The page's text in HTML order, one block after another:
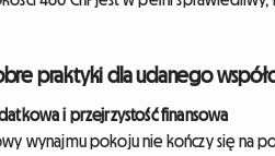
praktyki dla udanego
i przejrzystość finansowa
wynajmu pokoju nie kończy się na